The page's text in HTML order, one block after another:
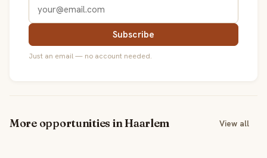
Subscribe
Just an email — no account needed.
More opportunities in Haarlem View all